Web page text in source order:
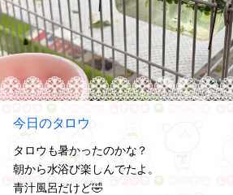
今日のタロウ
タロウも暑かったのかな？
朝から水浴び楽しんでたよ。
青汁風呂だけど🤣